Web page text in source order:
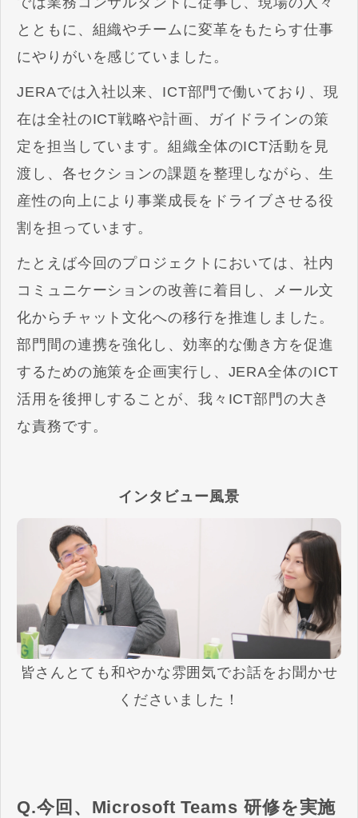
とともに、組織やチームに変革をもたらす仕事
にやりがいを感じていました​​。
JERAでは入社以来、ICT部門で働いており、現
在は全社のICT戦略や計画、ガイドラインの策
定を担当しています。組織全体のICT活動を見
渡し、各セクションの課題を整理しながら、生
産性の向上により事業成長をドライブさせる役
割を担っています​​。
たとえば今回のプロジェクトにおいては、社内
コミュニケーションの改善に着目し、メール文
化からチャット文化への移行を推進しました。
部門間の連携を強化し、効率的な働き方を促進
するための施策を企画実行し、JERA全体のICT
活用を後押しすることが、我々ICT部門の大き
な責務です。
インタビュー風景
皆さんとても和やかな雰囲気でお話をお聞かせ
くださいました！
Q.今回、Microsoft Teams 研修を実施